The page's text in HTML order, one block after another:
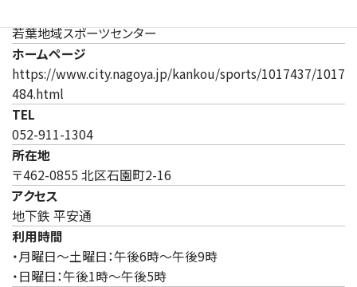
若葉地域スポーツセンター
ホームページ
https://www.city.nagoya.jp/kankou/sports/1017437/1017
484.html
TEL
052-911-1304
所在地
〒462-0855 北区石園町2-16
アクセス
地下鉄 平安通
利用時間
・月曜日～土曜日：午後6時～午後9時
・日曜日：午後1時～午後5時